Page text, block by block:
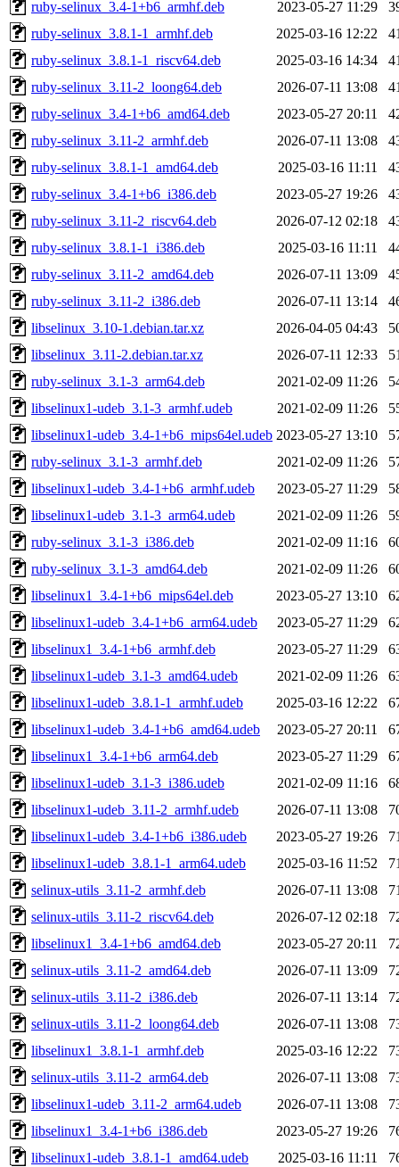
ruby-selinux_3.4-1+b6_armhf.deb
2023-05-27 11:29
ruby-selinux_3.8.1-1_armhf.deb
2025-03-16 12:22
ruby-selinux_3.8.1-1_riscv64.deb
2025-03-16 14:34
ruby-selinux_3.11-2_loong64.deb
2026-07-11 13:08
ruby-selinux_3.4-1+b6_amd64.deb
2023-05-27 20:11
ruby-selinux_3.11-2_armhf.deb
2026-07-11 13:08
ruby-selinux_3.8.1-1_amd64.deb
2025-03-16 11:11
ruby-selinux_3.4-1+b6_i386.deb
2023-05-27 19:26
ruby-selinux_3.11-2_riscv64.deb
2026-07-12 02:18
ruby-selinux_3.8.1-1_i386.deb
2025-03-16 11:11
ruby-selinux_3.11-2_amd64.deb
2026-07-11 13:09
ruby-selinux_3.11-2_i386.deb
2026-07-11 13:14
libselinux_3.10-1.debian.tar.xz
2026-04-05 04:43
libselinux_3.11-2.debian.tar.xz
2026-07-11 12:33
ruby-selinux_3.1-3_arm64.deb
2021-02-09 11:26
libselinux1-udeb_3.1-3_armhf.udeb
2021-02-09 11:26
libselinux1-udeb_3.4-1+b6_mips64el.udeb 2023-05-27 13:10
ruby-selinux_3.1-3_armhf.deb
2021-02-09 11:26
libselinux1-udeb_3.4-1+b6_armhf.udeb
2023-05-27 11:29
libselinux1-udeb_3.1-3_arm64.udeb
2021-02-09 11:26
ruby-selinux_3.1-3_i386.deb
2021-02-09 11:16
ruby-selinux_3.1-3_amd64.deb
2021-02-09 11:26
libselinux1_3.4-1+b6_mips64el.deb
2023-05-27 13:10
libselinux1-udeb_3.4-1+b6_arm64.udeb
2023-05-27 11:29
libselinux1_3.4-1+b6_armhf.deb
2023-05-27 11:29
libselinux1-udeb_3.1-3_amd64.udeb
2021-02-09 11:26
libselinux1-udeb_3.8.1-1_armhf.udeb
2025-03-16 12:22
libselinux1-udeb_3.4-1+b6_amd64.udeb
2023-05-27 20:11
libselinux1_3.4-1+b6_arm64.deb
2023-05-27 11:29
libselinux1-udeb_3.1-3_i386.udeb
2021-02-09 11:16
libselinux1-udeb_3.11-2_armhf.udeb
2026-07-11 13:08
libselinux1-udeb_3.4-1+b6_i386.udeb
2023-05-27 19:26
libselinux1-udeb_3.8.1-1_arm64.udeb
2025-03-16 11:52
selinux-utils_3.11-2_armhf.deb
2026-07-11 13:08
selinux-utils_3.11-2_riscv64.deb
2026-07-12 02:18
libselinux1_3.4-1+b6_amd64.deb
2023-05-27 20:11
selinux-utils_3.11-2_amd64.deb
2026-07-11 13:09
selinux-utils_3.11-2_i386.deb
2026-07-11 13:14
selinux-utils_3.11-2_loong64.deb
2026-07-11 13:08
libselinux1_3.8.1-1_armhf.deb
2025-03-16 12:22
selinux-utils_3.11-2_arm64.deb
2026-07-11 13:08
libselinux1-udeb_3.11-2_arm64.udeb
2026-07-11 13:08
libselinux1_3.4-1+b6_i386.deb
2023-05-27 19:26
libselinux1-udeb_3.8.1-1_amd64.udeb
2025-03-16 11:11